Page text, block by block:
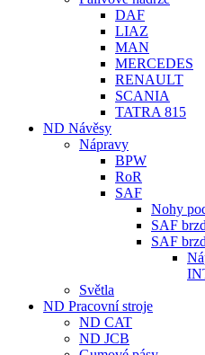
DAF
LIAZ
MAN
MERCEDES
RENAULT
SCANIA
TATRA 815
ND Návěsy
Nápravy
BPW
RoR
SAF
Nohy
SAF
SAF
Světla
ND Pracovní stroje
ND CAT
ND JCB